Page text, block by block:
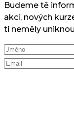
Budeme tě
akcí, nových
ti neměly